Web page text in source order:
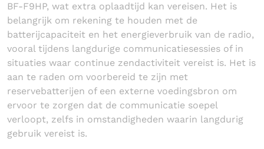
BF-F9HP, wat extra oplaadtijd kan vereisen. Het is
belangrijk om rekening te houden met de
batterijcapaciteit en het energieverbruik van de radio,
vooral tijdens langdurige communicatiesessies of in
situaties waar continue zendactiviteit vereist is. Het is
aan te raden om voorbereid te zijn met
reservebatterijen of een externe voedingsbron om
ervoor te zorgen dat de communicatie soepel
verloopt, zelfs in omstandigheden waarin langdurig
gebruik vereist is.